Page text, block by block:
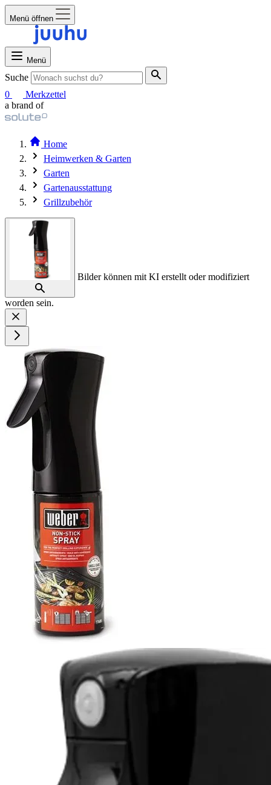
Menü öffnen
Menü
Suche
0
Merkzettel
a brand of
Home
Heimwerken & Garten
Garten
Gartenausstattung
Grillzubehör
Bilder können mit KI erstellt oder modifiziert
worden sein.